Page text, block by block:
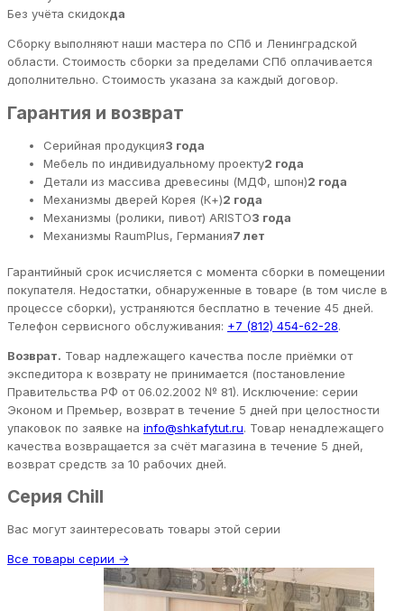
Без учёта скидокда
Сборку выполняют наши мастера по СПб и Ленинградской
области. Стоимость сборки за пределами СПб оплачивается
дополнительно. Стоимость указана за каждый договор.
Гарантия и возврат
Серийная продукция3 года
Мебель по индивидуальному проекту2 года
Детали из массива древесины (МДФ, шпон)2 года
Механизмы дверей Корея (К+)2 года
Механизмы (ролики, пивот) ARISTO3 года
Механизмы RaumPlus, Германия7 лет
Гарантийный срок исчисляется с момента сборки в помещении
покупателя. Недостатки, обнаруженные в товаре (в том числе в
процессе сборки), устраняются бесплатно в течение 45 дней.
Телефон сервисного обслуживания: +7 (812) 454-62-28.
Возврат. Товар надлежащего качества после приёмки от
экспедитора к возврату не принимается (постановление
Правительства РФ от 06.02.2002 № 81). Исключение: серии
Эконом и Премьер, возврат в течение 5 дней при целостности
упаковок по заявке на info@shkafytut.ru. Товар ненадлежащего
качества возвращается за счёт магазина в течение 5 дней,
возврат средств за 10 рабочих дней.
Серия Chill
Вас могут заинтересовать товары этой серии
Все товары серии →